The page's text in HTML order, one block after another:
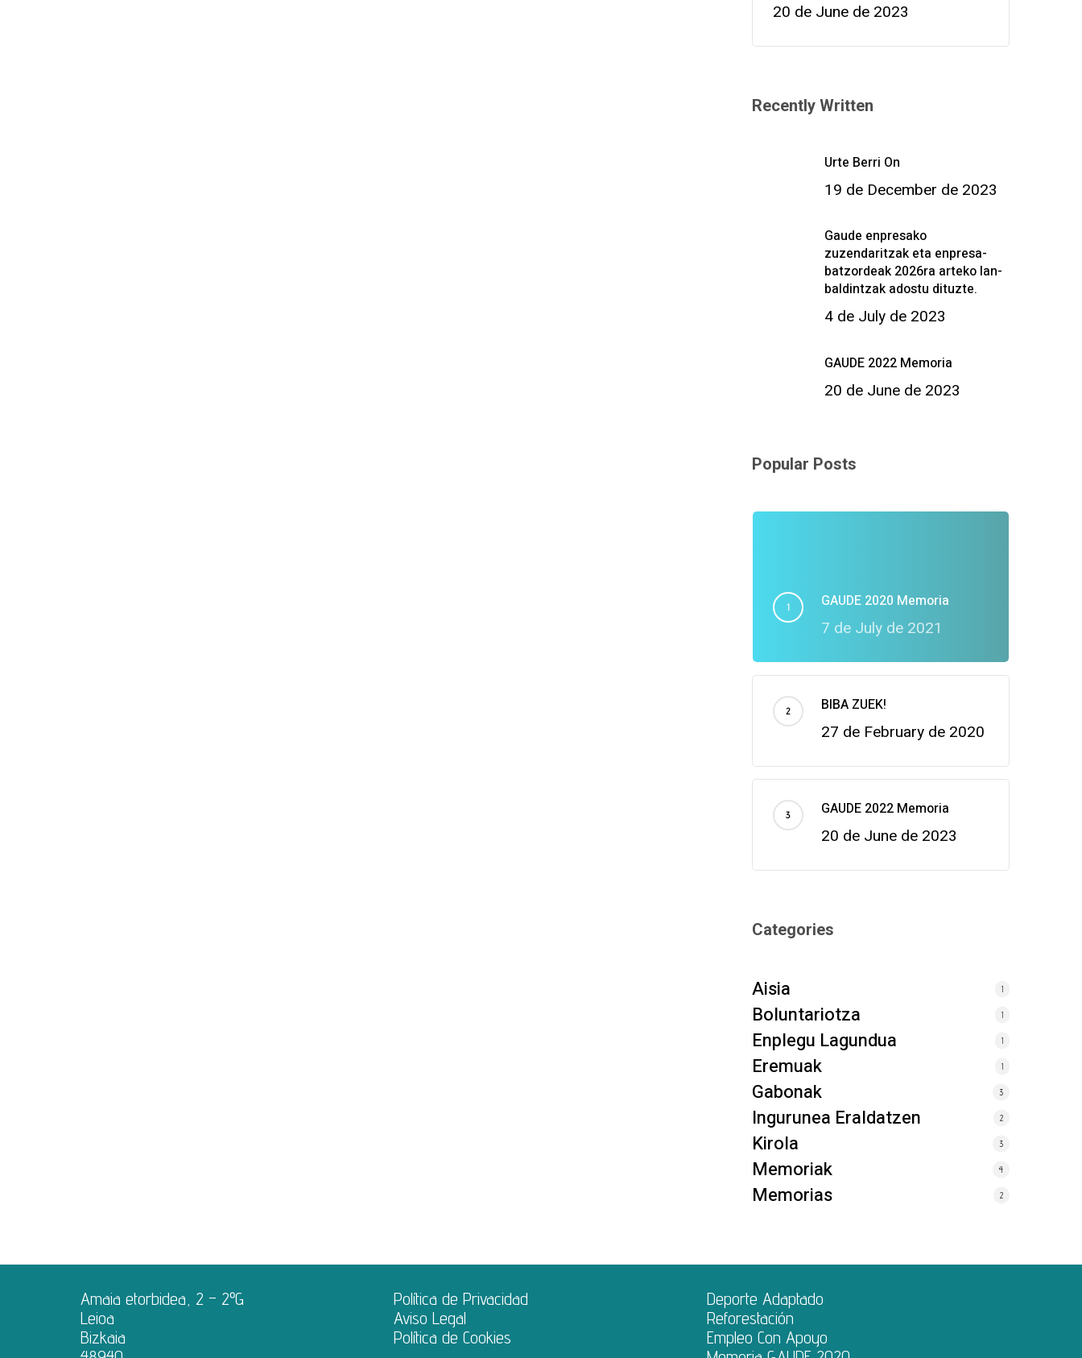
20 de June de 2023
Recently Written
Urte Berri On
19 de December de 2023
Gaude enpresako
zuzendaritzak eta enpresa-
batzordeak 2026ra arteko lan-
baldintzak adostu dituzte.
4 de July de 2023
GAUDE 2022 Memoria
20 de June de 2023
Popular Posts
GAUDE 2020 Memoria
7 de July de 2021
BIBA ZUEK!
27 de February de 2020
GAUDE 2022 Memoria
20 de June de 2023
Categories
Aisia 1
Boluntariotza 1
Enplegu Lagundua 1
Eremuak 1
Gabonak 3
Ingurunea Eraldatzen 2
Kirola 3
Memoriak 4
Memorias 2
Amaia etorbidea, 2 – 2ºG
Leioa
Bizkaia
Política de Privacidad
Aviso Legal
Política de Cookies
Deporte Adaptado
Reforestación
Empleo Con Apoyo